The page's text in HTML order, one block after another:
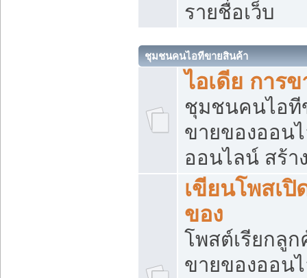
รายชื่อเว็บ
ชุมชนคนไอทีขายสินค้า
ไอเดีย การ
ชุมชนคนไอที
ขายของออน
ออนไลน์ สร้า
เขียนโพสเปิ
ของ
โพสต์เรียกลู
ขายของออน